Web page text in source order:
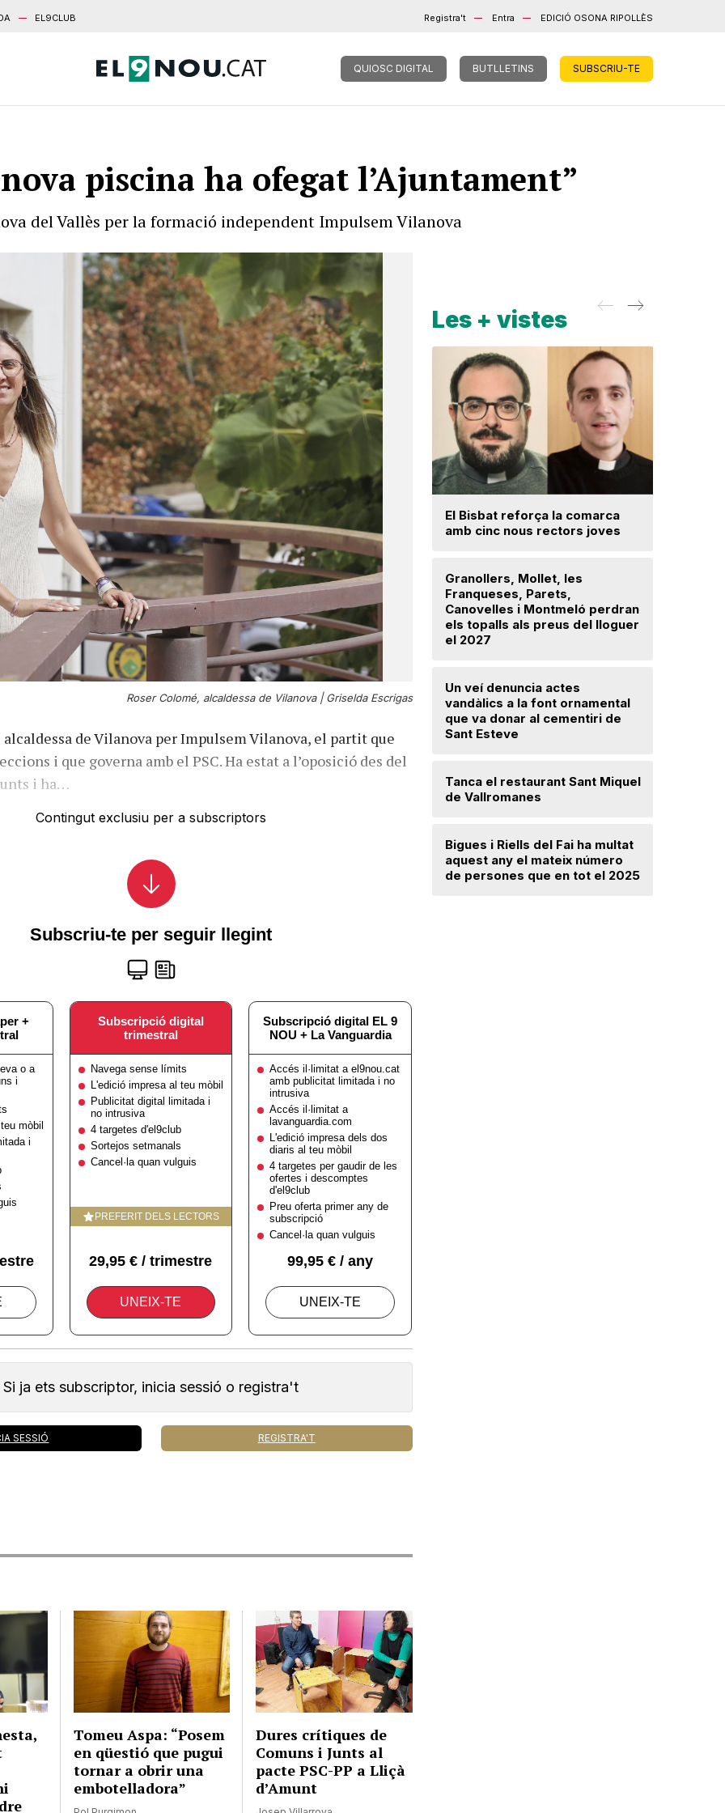
EL9CLUB Registra't Entra EDICIÓ OSONA RIPOLLÈS
QUIOSC DIGITAL BUTLLETINS SUBSCRIU-TE
piscina ha ofegat l’Ajuntament”
del Vallès per la formació independent Impulsem Vilanova
Roser Colomé, alcaldessa de Vilanova |Griselda Escrigas
alcaldessa de Vilanova per Impulsem Vilanova, el partit que
i que governa amb el PSC. Ha estat a l’oposició des del
i ha…
Contingut exclusiu per a subscriptors
Si ja ets subscriptor, inicia sessió o registra't
SESSIÓ REGISTRA'T
Tomeu Aspa: “Posem
en qüestió que pugui
tornar a obrir una
embotelladora”
Dures crítiques de
Comuns i Junts al
pacte PSC-PP a Lliçà
d’Amunt
Les + vistes
El Bisbat reforça la comarca
amb cinc nous rectors joves
Granollers, Mollet, les
Franqueses, Parets,
Canovelles i Montmeló perdran
els topalls als preus del lloguer
el 2027
Un veí denuncia actes
vandàlics a la font ornamental
que va donar al cementiri de
Sant Esteve
Tanca el restaurant Sant Miquel
de Vallromanes
Bigues i Riells del Fai ha multat
aquest any el mateix número
de persones que en tot el 2025